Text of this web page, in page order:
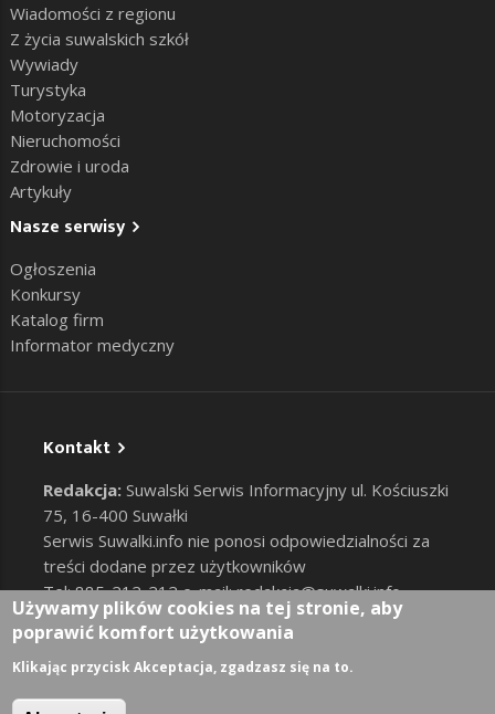
Wiadomości z regionu
Z życia suwalskich szkół
Wywiady
Turystyka
Motoryzacja
Nieruchomości
Zdrowie i uroda
Artykuły
Nasze serwisy
Ogłoszenia
Konkursy
Katalog firm
Informator medyczny
Kontakt
Redakcja: Suwalski Serwis Informacyjny ul. Kościuszki
75, 16-400 Suwałki
Serwis Suwalki.info nie ponosi odpowiedzialności za
treści dodane przez użytkowników
Tel: 885-212-212 e-mail:redakcja@suwalki.info,
reklama@suwalki.info
RODO |Cookies
User account menu
Zaloguj
Używamy plików cookies na tej stronie, aby
poprawić komfort użytkowania
Klikając przycisk Akceptacja, zgadzasz się na to.